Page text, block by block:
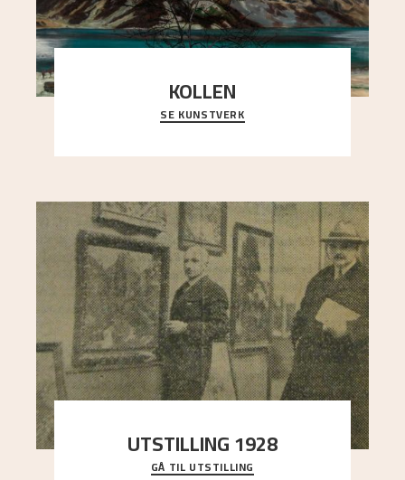
KOLLEN
Et ruvende fjell dominerer bildeflaten, og står i
sterk kontrast til det spinkle rognetreet ute
SE KUNSTVERK
UTSTILLING 1928
Då Astrup døydde i 1928, tok vennene Moritz
GÅ TIL UTSTILLING